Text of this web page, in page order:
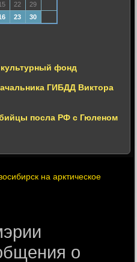
22
29
23 30
культурный фонд
ГИБДД Виктора
посла РФ с Гюленом
на арктическое
о